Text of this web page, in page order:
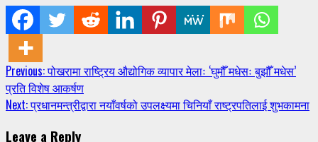
Continue
Reading
Previous:पोखरामा राष्ट्रिय औद्योगिक व्यापार मेलाः ‘घुमौँ मधेसः बुझौँ मधेस’
प्रति विशेष आकर्षण
Next:प्रधानमन्त्रीद्वारा नयाँवर्षको उपलक्ष्यमा चिनियाँ राष्ट्रपतिलाई शुभकामना
Leave a Reply